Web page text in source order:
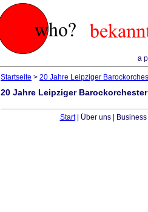
a
Startseite > 20 Jahre Leipziger
20 Jahre Leipziger
Start| Über uns |